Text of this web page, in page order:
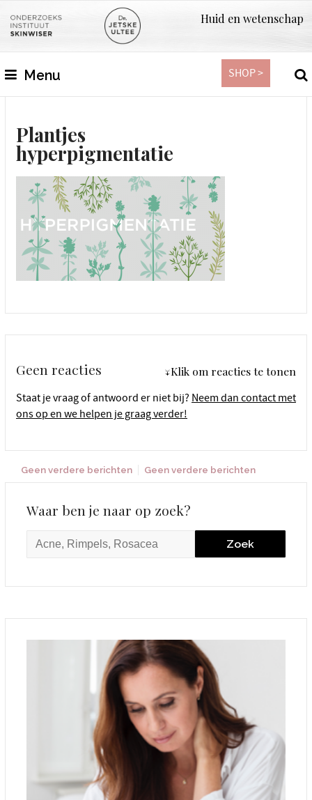
Huid en wetenschap
Menu SHOP >
Plantjes
hyperpigmentatie
Geen reacties ↓Klik om reacties te tonen
Staat je vraag of antwoord er niet bij? Neem dan contact met
ons op en we helpen je graag verder!
Geen verdere berichten Geen verdere berichten
Waar ben je naar op zoek?